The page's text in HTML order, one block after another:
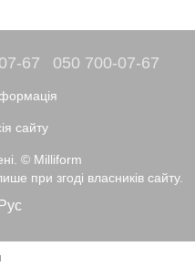
67 050 700-07-67
сайту
© Milliform
при згоді власників сайту.
Рус